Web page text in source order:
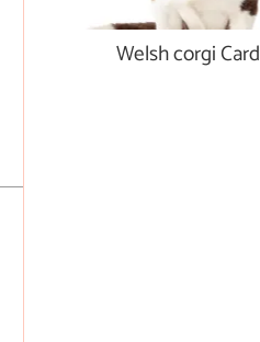
Welsh corgi